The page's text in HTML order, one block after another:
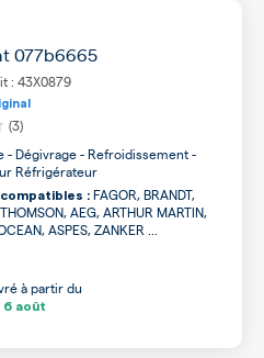
077b6665
: 43X0879
(3)
- Dégivrage - Refroidissement -
Réfrigérateur
: FAGOR, BRANDT,
AEG, ARTHUR MARTIN,
ASPES, ZANKER ...
à partir du
6 août